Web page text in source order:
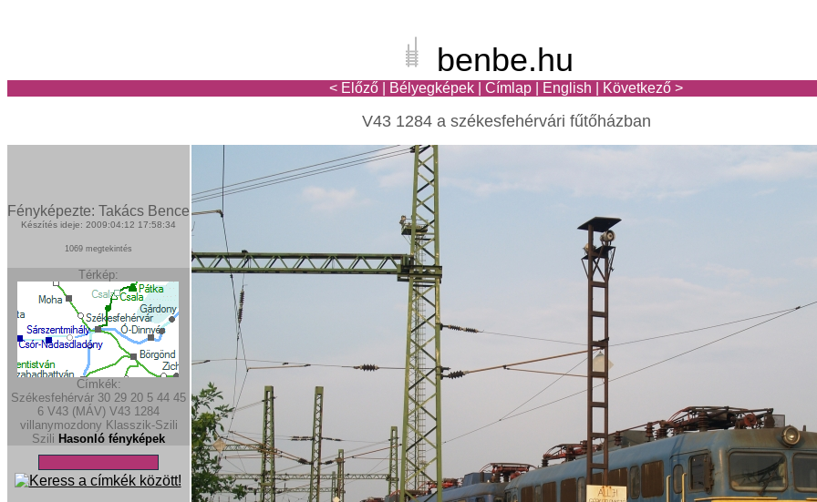
benbe.hu
< Előző Bélyegképek Címlap English Következő >
V43 1284 a székesfehérvári fűtőházban
Fényképezte: Takács Bence
Készítés ideje: 2009:04:12 17:58:34
1069 megtekintés
Térkép:
Címkék:
Székesfehérvár 30 29 20 5 44 45
6 V43 (MÁV) V43 1284
villanymozdony Klasszik-Szili
Szili Hasonló fényképek